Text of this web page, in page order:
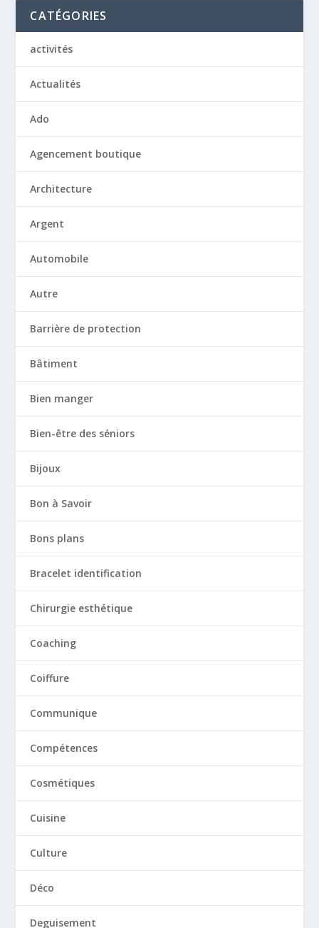
CATÉGORIES
activités
Actualités
Ado
Agencement boutique
Architecture
Argent
Automobile
Autre
Barrière de protection
Bâtiment
Bien manger
Bien-être des séniors
Bijoux
Bon à Savoir
Bons plans
Bracelet identification
Chirurgie esthétique
Coaching
Coiffure
Communique
Compétences
Cosmétiques
Cuisine
Culture
Déco
Deguisement